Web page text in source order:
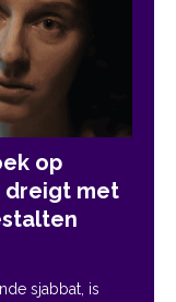
op
dreigt met
sjabbat, is